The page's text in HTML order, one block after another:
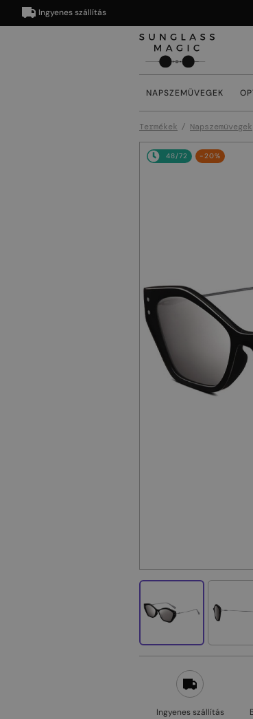
Ingyenes szállítás
NAPSZEMÜVEGEK
Termékek Napszemüvegek
48/72 -20%
Ingyenes szállítás